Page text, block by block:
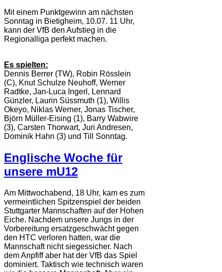
Mit einem Punktgewinn am nächsten
Sonntag in Bietigheim, 10.07. 11 Uhr,
kann der VfB den Aufstieg in die
Regionalliga perfekt machen.
Es spielten:
Dennis Berrer (TW), Robin Rösslein
(C), Knut Schulze Neuhoff, Werner
Radtke, Jan-Luca Ingerl, Lennard
Günzler, Laurin Süssmuth (1), Willis
Okeyo, Niklas Werner, Jonas Tischer,
Björn Müller-Eising (1), Barry Wabwire
(3), Carsten Thorwart, Juri Andresen,
Dominik Hahn (3) und Till Sonntag.
Englische Woche für
unsere mU12
Am Mittwochabend, 18 Uhr, kam es zum
vermeintlichen Spitzenspiel der beiden
Stuttgarter Mannschaften auf der Hohen
Eiche. Nachdem unsere Jungs in der
Vorbereitung ersatzgeschwächt gegen
den HTC verloren hatten, war die
Mannschaft nicht siegessicher. Nach
dem Anpfiff aber hat der VfB das Spiel
dominiert. Taktisch wie technisch waren